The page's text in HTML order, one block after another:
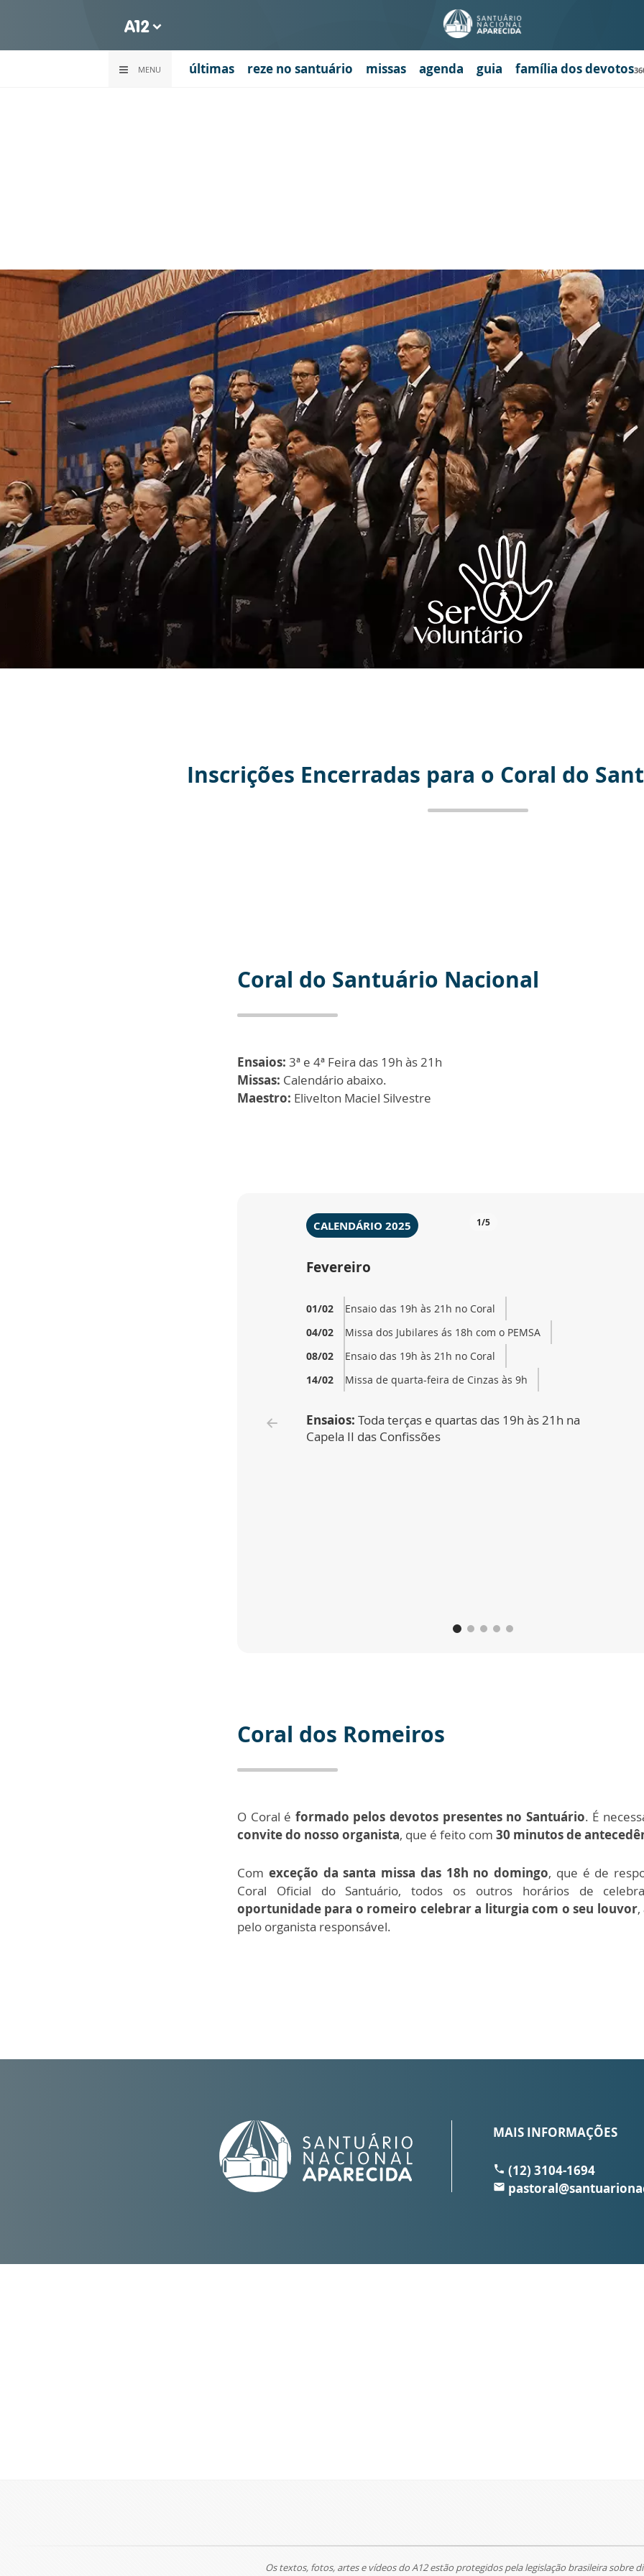
MENU últimas reze no santuário missas agenda guia família dos devotos
Inscrições Encerradas para o Coral do
Coral do Santuário Nacional
Ensaios: 3ª e 4ª Feira das 19h às 21h
Missas: Calendário abaixo.
Maestro: Elivelton Maciel Silvestre
CALENDÁRIO 2025
Fevereiro
01/02
Ensaio das 19h às 21h no Coral
04/02
Missa dos Jubilares ás 18h com o PEMSA
08/02
Ensaio das 19h às 21h no Coral
14/02
Missa de quarta-feira de Cinzas às 9h
Ensaios: Toda terças e quartas das 19h às 21h na
Capela II das Confissões
1/5
Coral dos Romeiros
O Coral é formado pelos devotos presentes no Santuário. É
convite do nosso organista, que é feito com 30 minutos de
Com exceção da santa missa das 18h no domingo, que é de
Coral Oficial do Santuário, todos os outros horários de
oportunidade para o romeiro celebrar a liturgia com o seu louvor,
pelo organista responsável.
MAIS INFORMAÇÕES
local_phone (12) 3104-1694
email
Os textos, fotos, artes e vídeos do A12 estão protegidos pela legislação brasileira sobre